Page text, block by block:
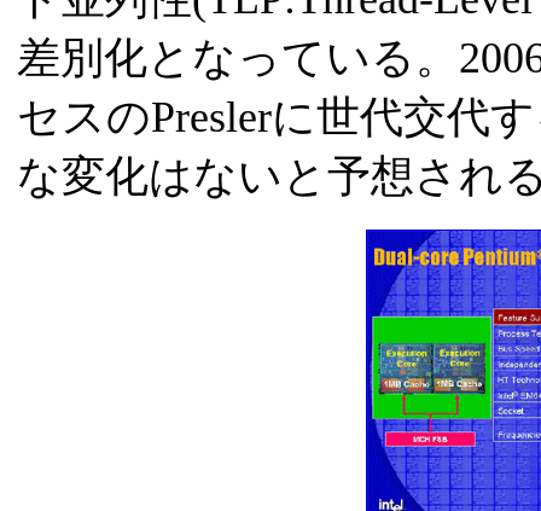
差別化となっている。
セスのPreslerに世代交代
な変化はないと予想され